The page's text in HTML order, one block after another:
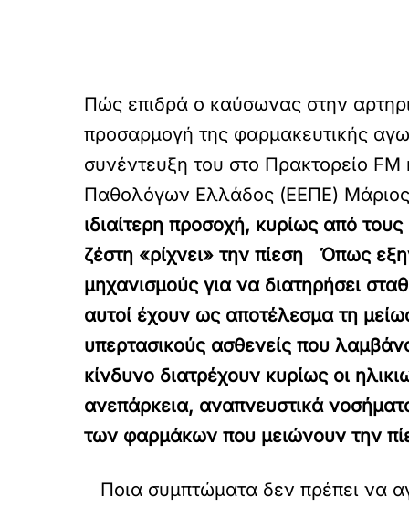
Πώς επιδρά ο καύσωνας στην
προσαρμογή της φαρμακευτικής
συνέντευξη του στο Πρακτορείο
Παθολόγων Ελλάδος (ΕΕΠΕ) Μάριος
ιδιαίτερη προσοχή, κυρίως από
ζέστη «ρίχνει» την πίεση Όπως
μηχανισμούς για να διατηρήσει
αυτοί έχουν ως αποτέλεσμα τη
υπερτασικούς ασθενείς που
κίνδυνο διατρέχουν κυρίως οι
ανεπάρκεια, αναπνευστικά
των φαρμάκων που μειώνουν την
Ποια συμπτώματα δεν πρέπει να